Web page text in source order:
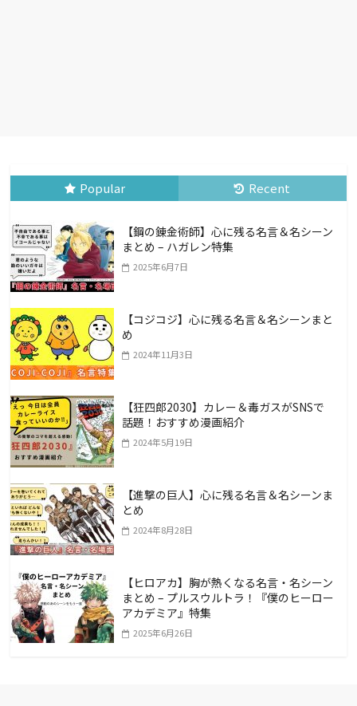
Popular Recent
【鋼の錬金術師】心に残る名言＆名シーン
まとめ – ハガレン特集
2025年6月7日
【コジコジ】心に残る名言＆名シーンまと
め
2024年11月3日
【狂四郎2030】カレー＆毒ガスがSNSで
話題！おすすめ漫画紹介
2024年5月19日
【進撃の巨人】心に残る名言＆名シーンま
とめ
2024年8月28日
【ヒロアカ】胸が熱くなる名言・名シーン
まとめ – プルスウルトラ！『僕のヒーロー
アカデミア』特集
2025年6月26日